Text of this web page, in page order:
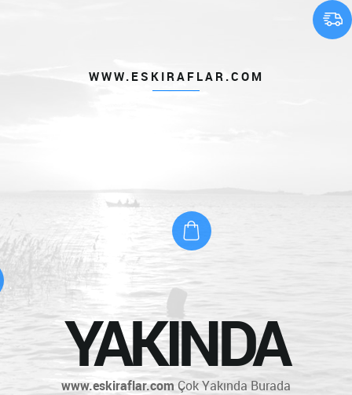
WWW.ESKIRAFLAR.COM
YAKINDA
www.eskiraflar.comÇok Yakında Burada